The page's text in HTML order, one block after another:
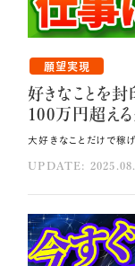
願望実現
好きなことを
100万円超え
UPDATE: